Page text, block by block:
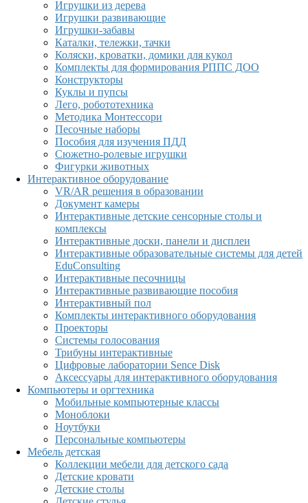
Игрушки из дерева
Игрушки развивающие
Игрушки-забавы
Каталки, тележки, тачки
Коляски, кроватки, домики для кукол
Комплекты для формирования РППС ДОО
Конструкторы
Куклы и пупсы
Лего, робототехника
Методика Монтессори
Песочные наборы
Пособия для изучения ПДД
Сюжетно-ролевые игрушки
Фигурки животных
Интерактивное оборудование
VR/AR решения в образовании
Документ камеры
Интерактивные детские сенсорные столы и
комплексы
Интерактивные доски, панели и дисплеи
Интерактивные образовательные системы для детей
EduConsulting
Интерактивные песочницы
Интерактивные развивающие пособия
Интерактивный пол
Комплекты интерактивного оборудования
Проекторы
Системы голосования
Трибуны интерактивные
Цифровые лаборатории Sence Disk
Аксессуары для интерактивного оборудования
Компьютеры и оргтехника
Мобильные компьютерные классы
Моноблоки
Ноутбуки
Персональные компьютеры
Мебель детская
Коллекции мебели для детского сада
Детские кровати
Детские столы